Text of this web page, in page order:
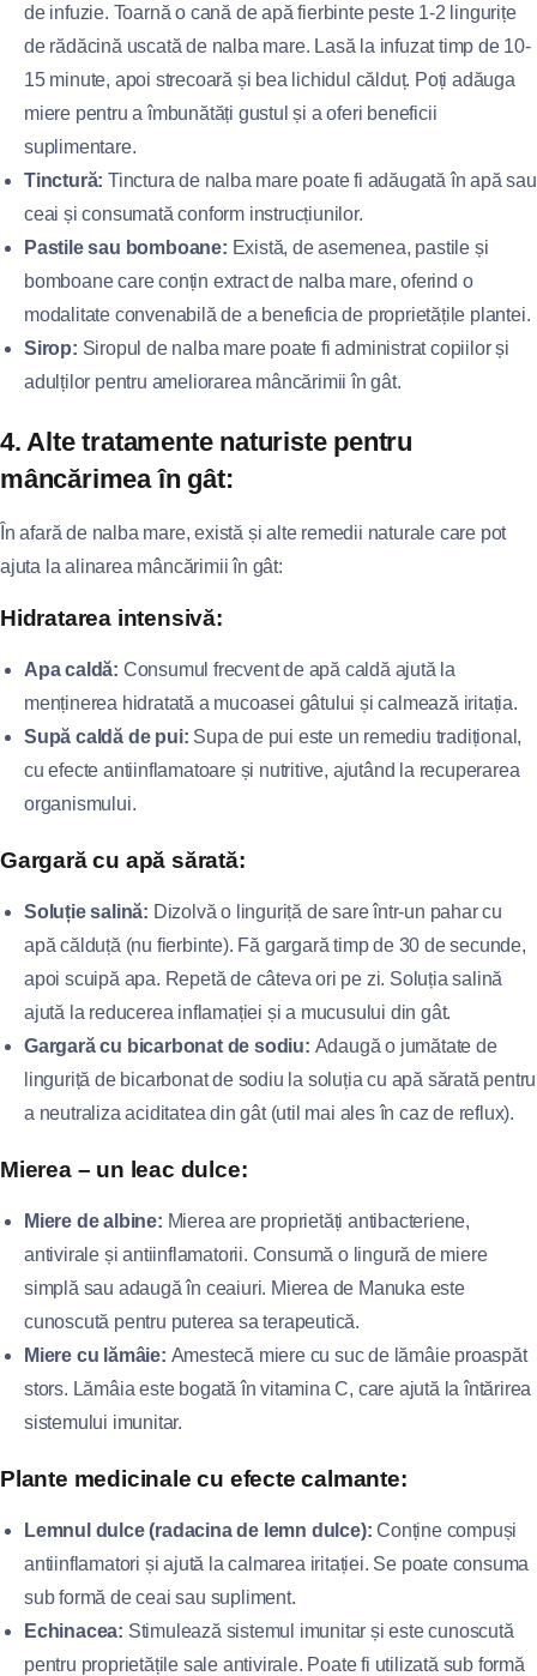
de infuzie. Toarnă o cană de apă fierbinte peste 1-2 lingurițe
de rădăcină uscată de nalba mare. Lasă la infuzat timp de 10-
15 minute, apoi strecoară și bea lichidul călduț. Poți adăuga
miere pentru a îmbunătăți gustul și a oferi beneficii
suplimentare.
Tinctură: Tinctura de nalba mare poate fi adăugată în apă sau
ceai și consumată conform instrucțiunilor.
Pastile sau bomboane: Există, de asemenea, pastile și
bomboane care conțin extract de nalba mare, oferind o
modalitate convenabilă de a beneficia de proprietățile plantei.
Sirop: Siropul de nalba mare poate fi administrat copiilor și
adulților pentru ameliorarea mâncărimii în gât.
4. Alte tratamente naturiste pentru
mâncărimea în gât:
În afară de nalba mare, există și alte remedii naturale care pot
ajuta la alinarea mâncărimii în gât:
Hidratarea intensivă:
Apa caldă: Consumul frecvent de apă caldă ajută la
menținerea hidratată a mucoasei gâtului și calmează iritația.
Supă caldă de pui: Supa de pui este un remediu tradițional,
cu efecte antiinflamatoare și nutritive, ajutând la recuperarea
organismului.
Gargară cu apă sărată:
Soluție salină: Dizolvă o linguriță de sare într-un pahar cu
apă călduță (nu fierbinte). Fă gargară timp de 30 de secunde,
apoi scuipă apa. Repetă de câteva ori pe zi. Soluția salină
ajută la reducerea inflamației și a mucusului din gât.
Gargară cu bicarbonat de sodiu: Adaugă o jumătate de
linguriță de bicarbonat de sodiu la soluția cu apă sărată pentru
a neutraliza aciditatea din gât (util mai ales în caz de reflux).
Mierea – un leac dulce:
Miere de albine: Mierea are proprietăți antibacteriene,
antivirale și antiinflamatorii. Consumă o lingură de miere
simplă sau adaugă în ceaiuri. Mierea de Manuka este
cunoscută pentru puterea sa terapeutică.
Miere cu lămâie: Amestecă miere cu suc de lămâie proaspăt
stors. Lămâia este bogată în vitamina C, care ajută la întărirea
sistemului imunitar.
Plante medicinale cu efecte calmante:
Lemnul dulce (radacina de lemn dulce): Conține compuși
antiinflamatori și ajută la calmarea iritației. Se poate consuma
sub formă de ceai sau supliment.
Echinacea: Stimulează sistemul imunitar și este cunoscută
pentru proprietățile sale antivirale. Poate fi utilizată sub formă